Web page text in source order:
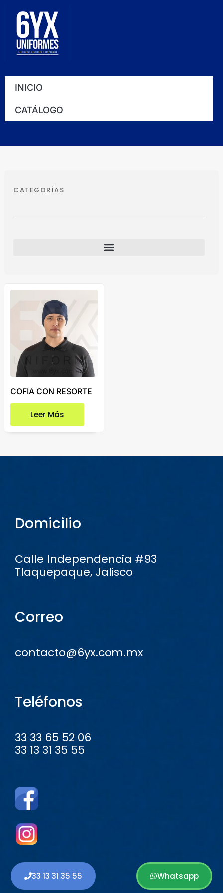
contenido
INICIO
CATÁLOGO
33 13 31 35 55 Whatsapp
CATEGORÍAS
COFIA CON RESORTE
Leer Más
Domicilio
Calle Independencia #93
Tlaquepaque, Jalisco
Correo
contacto@6yx.com.mx
Teléfonos
33 33 65 52 06
33 13 31 35 55